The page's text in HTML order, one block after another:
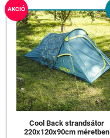
AKCIÓ
Cool Back strandsátor
220x120x90cm méretben